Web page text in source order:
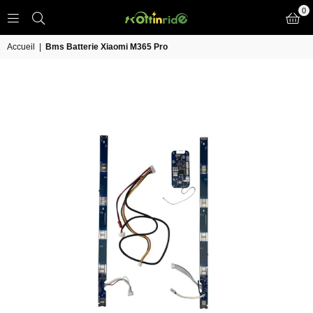
IN
0
Accueil Bms Batterie Xiaomi M365 Pro